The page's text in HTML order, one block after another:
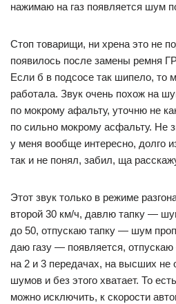
нажимаю на газ появляется шум
Стоп товарищи, ни хрена это не
появилось после замены ремня
Если б в подсосе так шипело, то
работала. Звук очень похож на
по мокрому афальту, уточню не
по сильно мокрому асфальту. Не
у меня вообще интересно, долго
так и не понял, забил, ща
Этот звук только в режиме
второй 30 км/ч, давлю тапку —
до 50, отпускаю тапку — шум
даю газу — появляется,
на 2 и 3 передачах, на высших
шумов и без этого хватает. То
можно исключить, к скорости